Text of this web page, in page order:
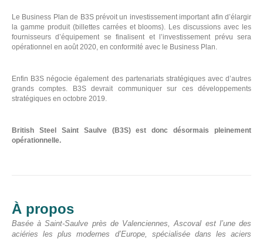
Le Business Plan de B3S prévoit un investissement important afin d’élargir
la gamme produit (billettes carrées et blooms). Les discussions avec les
fournisseurs d’équipement se finalisent et l’investissement prévu sera
opérationnel en août 2020, en conformité avec le Business Plan.
Enfin B3S négocie également des partenariats stratégiques avec d’autres
grands comptes. B3S devrait communiquer sur ces développements
stratégiques en octobre 2019.
British Steel Saint Saulve (B3S) est donc désormais pleinement
opérationnelle.
À propos
Basée à Saint-Saulve près de Valenciennes, Ascoval est l’une des
aciéries les plus modernes d’Europe, spécialisée dans les aciers